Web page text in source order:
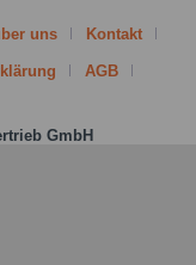
uns Kontakt
AGB
GmbH